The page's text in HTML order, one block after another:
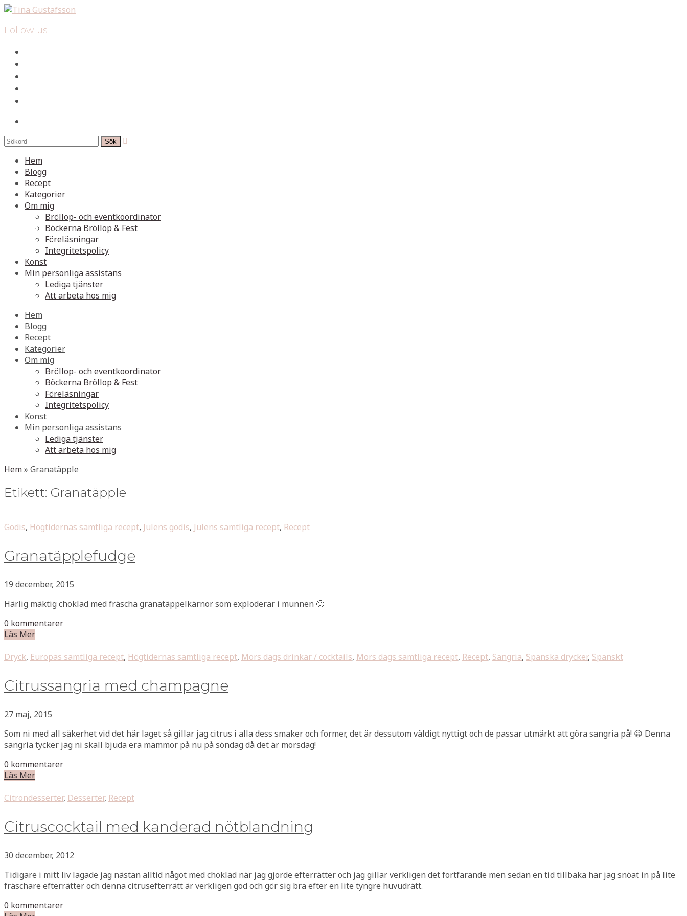
Follow us

Hem
Blogg
Recept
Kategorier
Om mig
Bröllop- och eventkoordinator
Böckerna Bröllop & Fest
Föreläsningar
Integritetspolicy
Konst
Min personliga assistans
Lediga tjänster
Att arbeta hos mig
Hem
Blogg
Recept
Kategorier
Om mig
Bröllop- och eventkoordinator
Böckerna Bröllop & Fest
Föreläsningar
Integritetspolicy
Konst
Min personliga assistans
Lediga tjänster
Att arbeta hos mig
Hem» Granatäpple
Etikett: Granatäpple
Godis, Högtidernas samtliga recept, Julens godis, Julens samtliga recept, Recept
Granatäpplefudge
19 december, 2015
Härlig mäktig choklad med fräscha granatäppelkärnor som exploderar i munnen 🙂
0 kommentarer
Läs Mer
Dryck, Europas samtliga recept, Högtidernas samtliga recept, Mors dags drinkar / cocktails, Mors dags samtliga recept, Recept, Sangria, Spanska drycker, Spanskt
Citrussangria med champagne
27 maj, 2015
Som ni med all säkerhet vid det här laget så gillar jag citrus i alla dess smaker och former, det är dessutom väldigt nyttigt och de passar utmärkt att göra sangria på! 😀 Denna
sangria tycker jag ni skall bjuda era mammor på nu på söndag då det är morsdag!
0 kommentarer
Läs Mer
Citrondesserter, Desserter, Recept
Citruscocktail med kanderad nötblandning
30 december, 2012
Tidigare i mitt liv lagade jag nästan alltid något med choklad när jag gjorde efterrätter och jag gillar verkligen det fortfarande men sedan en tid tillbaka har jag snöat in på lite
fräschare efterrätter och denna citrusefterrätt är verkligen god och gör sig bra efter en lite tyngre huvudrätt.
0 kommentarer